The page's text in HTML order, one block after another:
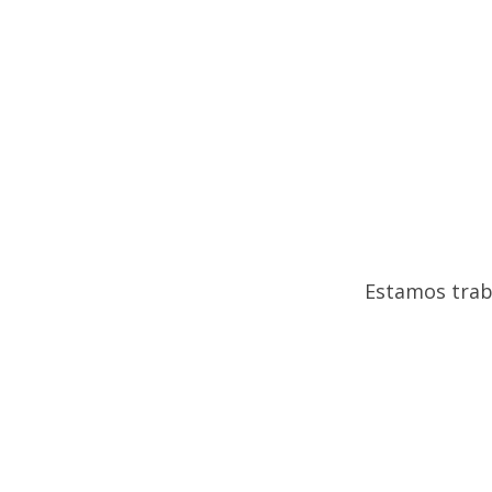
Estamos